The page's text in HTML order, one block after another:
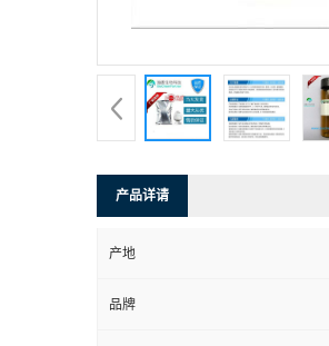
产品详请
产地
品牌